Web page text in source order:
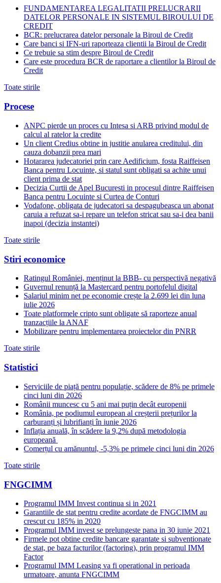
FUNDAMENTAREA LEGALITATII PRELUCRARII
DATELOR PERSONALE IN SISTEMUL BIROULUI DE
CREDIT
BCR: prelucrarea datelor personale la Biroul de Credit
Care banci si IFN-uri raporteaza clientii la Biroul de Credit
Ce trebuie sa stim despre Biroul de Credit
Care este procedura BCR de raportare a clientilor la Biroul de
Credit
Toate stirile
Procese
ANPC pierde un proces cu Intesa si ARB privind modul de
calcul al ratelor la credite
Un client Credius obtine in justitie anularea creditului, din
cauza dobanzii prea mari
Hotararea judecatoriei prin care Aedificium, fosta Raiffeisen
Banca pentru Locuinte, si statul sunt obligati sa achite unui
client prima de stat
Decizia Curtii de Apel Bucuresti in procesul dintre Raiffeisen
Banca pentru Locuinte si Curtea de Conturi
Vodafone, obligata de judecatori sa despagubeasca un abonat
caruia a refuzat sa-i repare un telefon stricat sau sa-i dea banii
inapoi (decizia instantei)
Toate stirile
Stiri economice
Ratingul României, menținut la BBB- cu perspectivă negativă
Guvernul renunță la Mastercard pentru portofelul digital
Salariul minim net pe economie crește la 2.699 lei din luna
iulie 2026
Toate platformele cripto sunt obligate să raporteze anual
tranzacțiile la ANAF
Mobilizare pentru implementarea proiectelor din PNRR
Toate stirile
Statistici
Serviciile de piață pentru populație, scădere de 8% pe primele
cinci luni din 2026
Românii muncesc cu 5 ani mai puțin decât europenii
România, pe podiumul european al creșterii prețurilor la
carburanți și lubrifianți în iunie 2026
Inflația anuală, în scădere la 9,2% după metodologia
europeană
Comerțul cu amănuntul, -5,3% pe primele cinci luni din 2026
Toate stirile
FNGCIMM
Programul IMM Invest continua si in 2021
Garantiile de stat pentru credite acordate de FNGCIMM au
crescut cu 185% in 2020
Programul IMM invest se prelungeste pana in 30 iunie 2021
Firmele pot obtine credite bancare garantate si subventionate
de stat, pe baza facturilor (factoring), prin programul IMM
Factor
Programul IMM Leasing va fi operational in perioada
urmatoare, anunta FNGCIMM